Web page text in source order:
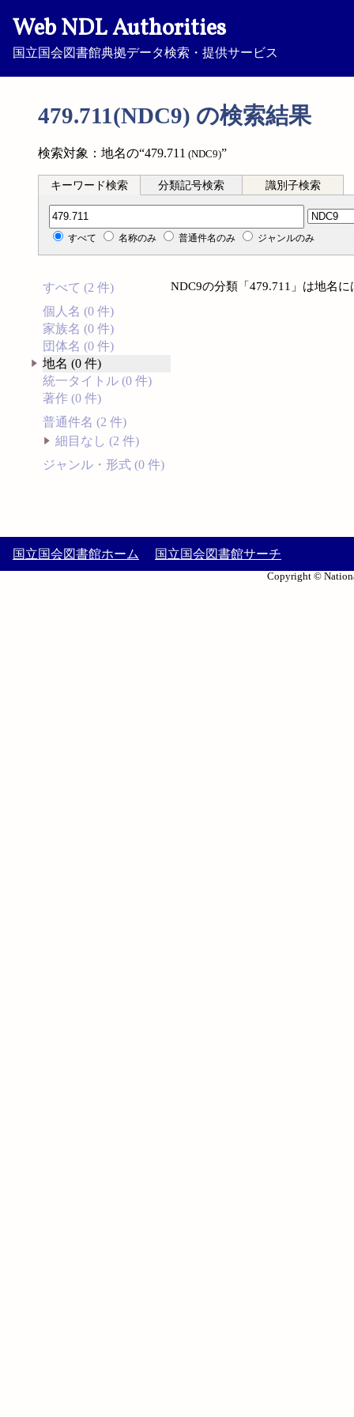
Web NDL Authorities
国立国会図書館典拠データ検索・提供サービス
479.711(NDC9) の検索結果
検索対象：地名の“479.711 (NDC9)”
キーワード検索 分類記号検索 識別子検索
分類記号検索
すべて 名称のみ 普通件名のみ ジャンルのみ
すべて (2 件)
個人名 (0 件)
家族名 (0 件)
団体名 (0 件)
地名 (0 件)
統一タイトル (0 件)
著作 (0 件)
普通件名 (2 件)
細目なし (2 件)
ジャンル・形式 (0 件)
NDC9の分類「479.711」は地名
国立国会図書館ホーム 国立国会図書館サーチ
Copyright ©